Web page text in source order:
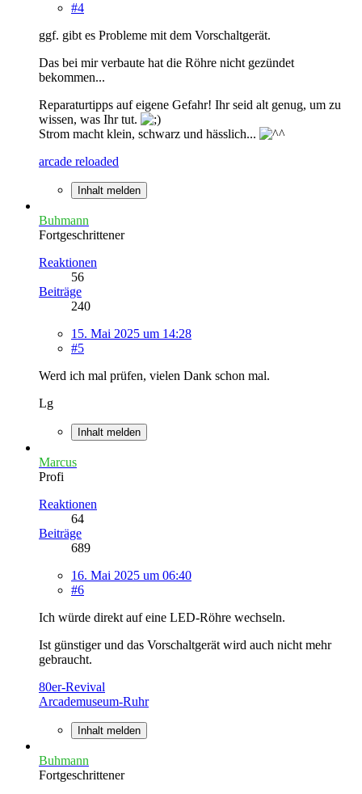
#4
ggf. gibt es Probleme mit dem Vorschaltgerät.
Das bei mir verbaute hat die Röhre nicht gezündet
bekommen...
Reparaturtipps auf eigene Gefahr! Ihr seid alt genug, um zu
wissen, was Ihr tut.
Strom macht klein, schwarz und hässlich...
arcade reloaded
Inhalt melden
Buhmann
Fortgeschrittener
Reaktionen
56
Beiträge
240
15. Mai 2025 um 14:28
#5
Werd ich mal prüfen, vielen Dank schon mal.
Lg
Inhalt melden
Marcus
Profi
Reaktionen
64
Beiträge
689
16. Mai 2025 um 06:40
#6
Ich würde direkt auf eine LED-Röhre wechseln.
Ist günstiger und das Vorschaltgerät wird auch nicht mehr
gebraucht.
80er-Revival
Arcademuseum-Ruhr
Inhalt melden
Buhmann
Fortgeschrittener